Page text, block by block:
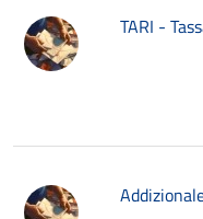
TARI -